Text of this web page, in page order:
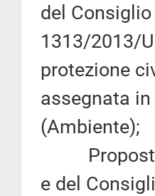
del
1313/2013/
protezione
assegnata
(Ambiente);
Proposta
e del